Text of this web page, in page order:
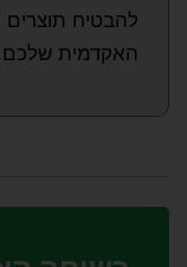
להבטיח תוצרים
האקדמית שלכם.